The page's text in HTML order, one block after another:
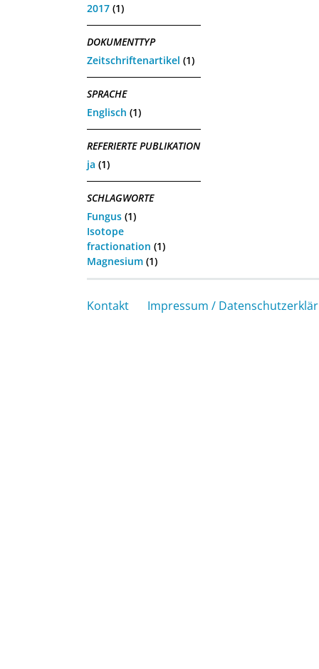
2017 (1)
DOKUMENTTYP
Zeitschriftenartikel (1)
SPRACHE
Englisch (1)
REFERIERTE PUBLIKATION
ja (1)
SCHLAGWORTE
Fungus (1)
Isotope
fractionation (1)
Magnesium (1)
Kontakt Impressum /